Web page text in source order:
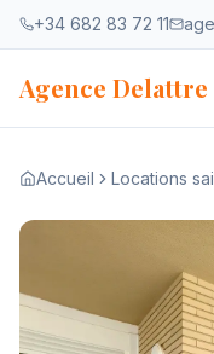
Aller au contenu
+34 682 83 72 11
Agence Delattre
Accueil Locations